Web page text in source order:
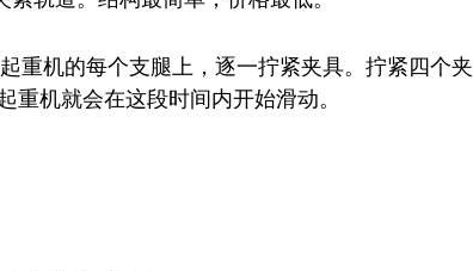
重机的每个支腿上，逐一拧紧夹具。拧紧四个夹
机就会在这段时间内开始滑动。